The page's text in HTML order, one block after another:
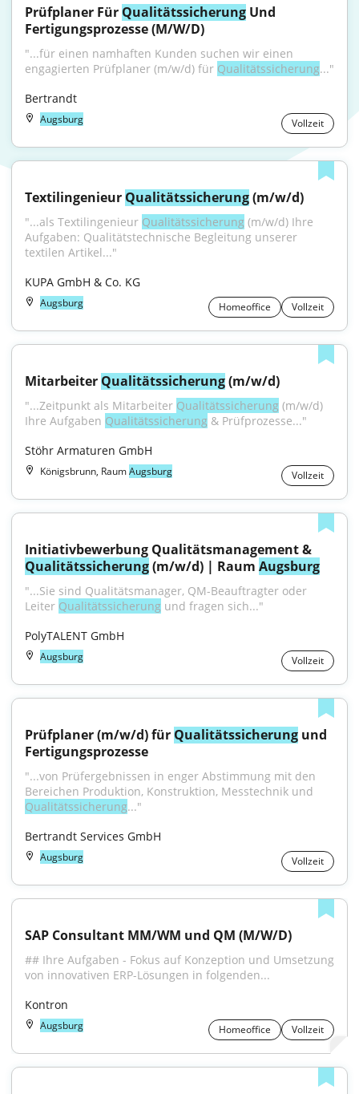
Prüfplaner Für Qualitätssicherung Und
Fertigungsprozesse (M/W/D)
"...für einen namhaften Kunden suchen wir einen
engagierten Prüfplaner (m/w/d) für Qualitätssicherung..."
Bertrandt
Augsburg Vollzeit
Textilingenieur Qualitätssicherung (m/w/d)
"...als Textilingenieur Qualitätssicherung (m/w/d) Ihre
Aufgaben: Qualitätstechnische Begleitung unserer
textilen Artikel..."
KUPA GmbH & Co. KG
Augsburg Homeoffice Vollzeit
Mitarbeiter Qualitätssicherung (m/w/d)
"...Zeitpunkt als Mitarbeiter Qualitätssicherung (m/w/d)
Ihre Aufgaben Qualitätssicherung & Prüfprozesse..."
Stöhr Armaturen GmbH
Königsbrunn, RaumAugsburg Vollzeit
Qualitätssicherung (m/w/d) | Raum Augsburg
"...Sie sind Qualitätsmanager, QM-Beauftragter oder
Leiter Qualitätssicherung und fragen sich..."
PolyTALENT GmbH
Augsburg Vollzeit
Prüfplaner (m/w/d) für Qualitätssicherung und
Fertigungsprozesse
"...von Prüfergebnissen in enger Abstimmung mit den
Qualitätssicherung..."
Bertrandt Services GmbH
Augsburg Vollzeit
SAP Consultant MM/WM und QM (M/W/D)
## Ihre Aufgaben - Fokus auf Konzeption und Umsetzung
von innovativen ERP-Lösungen in folgenden...
Kontron
Augsburg Homeoffice Vollzeit